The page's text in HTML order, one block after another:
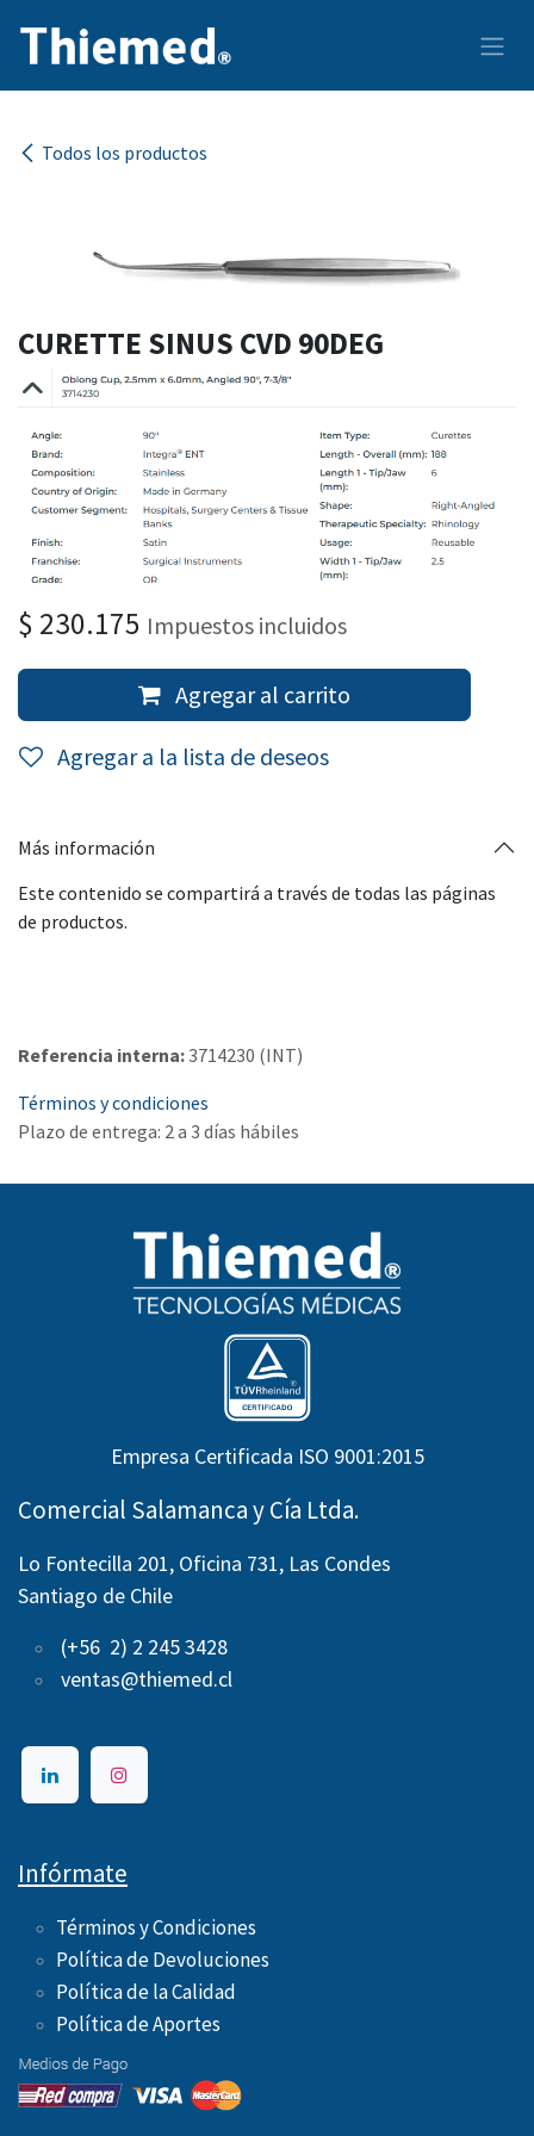
Todos los productos
CURETTE SINUS CVD 90DEG
$ 230.175 Impuestos incluidos
Agregar al carrito
Agregar a la lista de deseos
Más información
Este contenido se compartirá a través de todas las páginas
de productos.
Referencia interna:3714230 (INT)
Términos y condiciones
Plazo de entrega: 2 a 3 días hábiles
Empresa Certificada ISO 9001:2015
Comercial Salamanca y Cía Ltda.
Lo Fontecilla 201, Oficina 731, Las Condes
Santiago de Chile
(+56 2) 2 245 3428
ventas@thiemed.cl
Infórmate
Términos y Condiciones
Política de Devoluciones
Política de la Calidad
Política de Aportes ​